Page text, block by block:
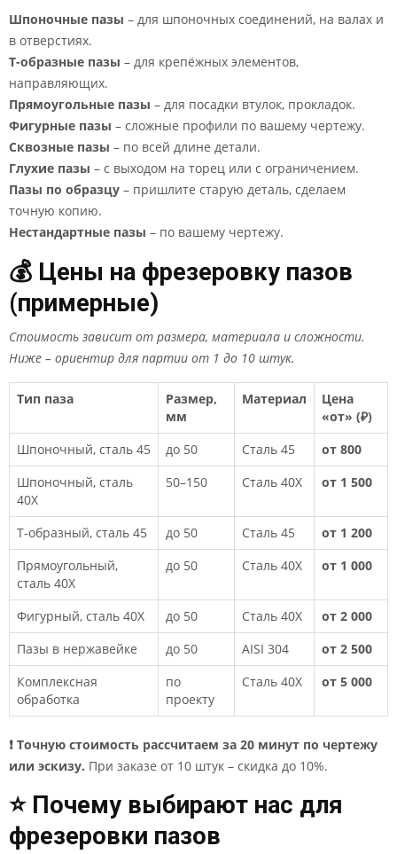
Шпоночные пазы – для шпоночных соединений, на валах и
в отверстиях.
Т-образные пазы – для крепёжных элементов,
направляющих.
Прямоугольные пазы – для посадки втулок, прокладок.
Фигурные пазы – сложные профили по вашему чертежу.
Сквозные пазы – по всей длине детали.
Глухие пазы – с выходом на торец или с ограничением.
Пазы по образцу – пришлите старую деталь, сделаем
точную копию.
Нестандартные пазы – по вашему чертежу.
💰 Цены на фрезеровку пазов
(примерные)
Стоимость зависит от размера, материала и сложности.
Ниже – ориентир для партии от 1 до 10 штук.
Тип паза
Размер,
мм
Материал
Цена
«от» (₽)
Шпоночный, сталь 45
до 50 Сталь 45
от 800
Шпоночный, сталь
40Х
50–150 Сталь 40Х от 1 500
Т-образный, сталь 45 до 50 Сталь 45
от 1 200
Прямоугольный,
сталь 40Х
до 50 Сталь 40Х от 1 000
Фигурный, сталь 40Х до 50 Сталь 40Х
от 2 000
Пазы в нержавейке
до 50 AISI 304
от 2 500
Комплексная
обработка
по
проекту
Сталь 40Х от 5 000
❗ Точную стоимость рассчитаем за 20 минут по чертежу
или эскизу. При заказе от 10 штук – скидка до 10%.
⭐ Почему выбирают нас для
фрезеровки пазов